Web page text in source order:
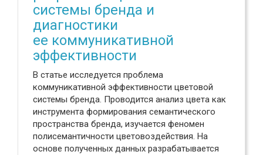
системы бренда и
диагностики
ее коммуникативной
эффективности
В статье исследуется проблема
коммуникативной эффективности цветовой
системы бренда. Проводится анализ цвета как
инструмента формирования семантического
пространства бренда, изучается феномен
полисемантичности цветовоздействия. На
основе полученных данных разрабатывается